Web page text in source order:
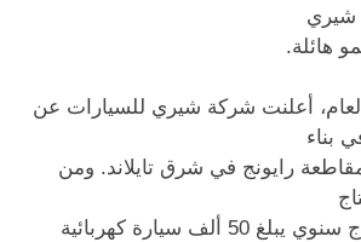
شيري
هائلة.
أعلنت شركة شيري للسيارات عن
بناء
رايونج في شرق تايلاند. ومن
في عام 2025، بإنتاج سنوي يبلغ 50 ألف سيارة كهربائية